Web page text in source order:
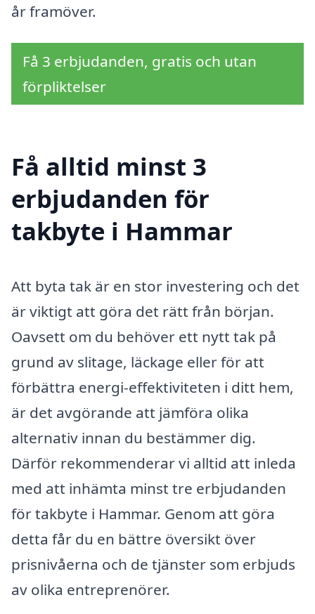
år framöver.
Få 3 erbjudanden, gratis och utan
förpliktelser
Få alltid minst 3
erbjudanden för
takbyte i Hammar
Att byta tak är en stor investering och det
är viktigt att göra det rätt från början.
Oavsett om du behöver ett nytt tak på
grund av slitage, läckage eller för att
förbättra energi-effektiviteten i ditt hem,
är det avgörande att jämföra olika
alternativ innan du bestämmer dig.
Därför rekommenderar vi alltid att inleda
med att inhämta minst tre erbjudanden
för takbyte i Hammar. Genom att göra
detta får du en bättre översikt över
prisnivåerna och de tjänster som erbjuds
av olika entreprenörer.